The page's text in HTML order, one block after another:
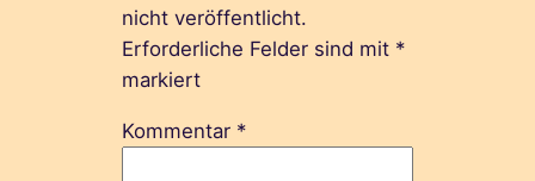
nicht veröffentlicht.
Erforderliche Felder sind mit *
markiert
Kommentar *